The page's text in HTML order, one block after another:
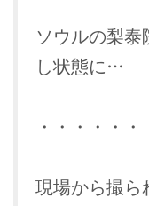
ソウルの梨泰
し状態に…
・・・・・・
現場から撮ら